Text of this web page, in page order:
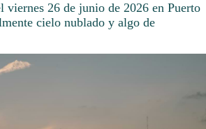
viernes 26 de junio de 2026 en Puerto
cielo nublado y algo de